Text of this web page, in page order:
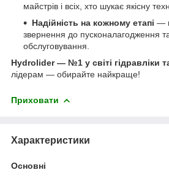
майстрів і всіх, хто шукає якісну
Надійність на кожному етапі —
звернення до пусконалагодження
обслуговування.
Hydrolider — №1 у світі гідравліки
лідерам — обирайте найкраще!
Приховати
Характеристики
Основні